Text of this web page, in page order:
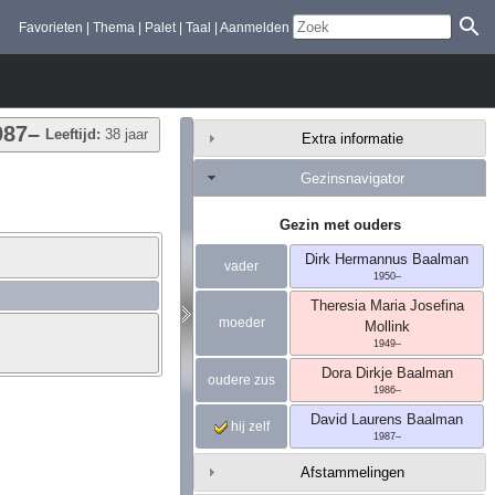
Favorieten Thema Palet Taal Aanmelden
Leeftijd: 38 jaar
– Extra informatie
Gezinsnavigator
Gezin met ouders
vader Dirk Hermannus Baalman
1950–
moeder
Theresia Maria Josefina
Mollink
1949–
oudere zus Dora Dirkje Baalman
1986–
hij zelf David Laurens Baalman
1987–
Afstammelingen